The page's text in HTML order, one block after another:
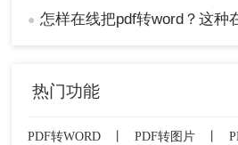
● 怎样在线把pdf转word？这种在线
热门功能
PDF转WORD PDF转图片